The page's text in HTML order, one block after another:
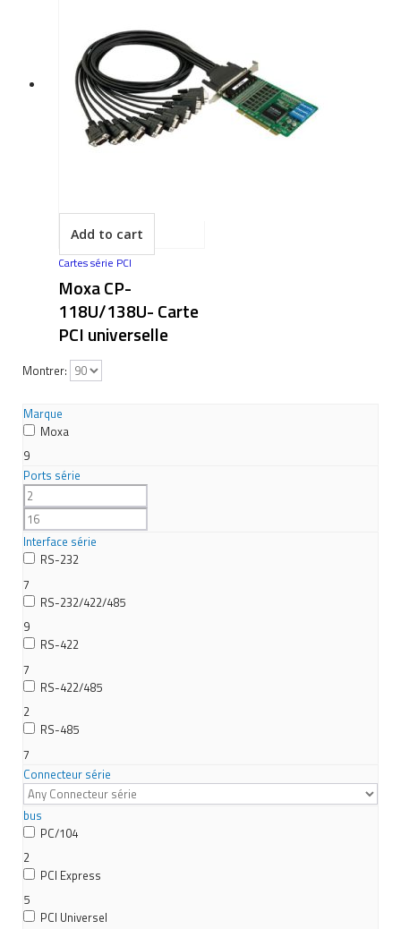
Add to cart
Cartes série PCI
Moxa CP-
118U/138U- Carte
PCI universelle
Montrer:
Marque
Moxa
9
Ports série
Interface série
RS-232
7
RS-232/422/485
9
RS-422
7
RS-422/485
2
RS-485
7
Connecteur série
bus
PC/104
2
PCI Express
5
PCI Universel